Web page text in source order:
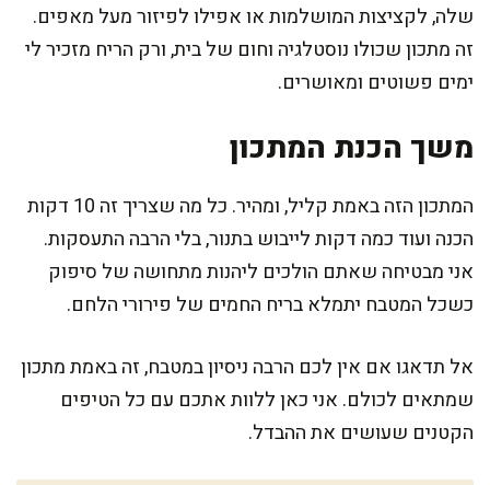
שלה, לקציצות המושלמות או אפילו לפיזור מעל מאפים.
זה מתכון שכולו נוסטלגיה וחום של בית, ורק הריח מזכיר לי
ימים פשוטים ומאושרים.
משך הכנת המתכון
המתכון הזה באמת קליל, ומהיר. כל מה שצריך זה 10 דקות
הכנה ועוד כמה דקות לייבוש בתנור, בלי הרבה התעסקות.
אני מבטיחה שאתם הולכים ליהנות מתחושה של סיפוק
כשכל המטבח יתמלא בריח החמים של פירורי הלחם.
אל תדאגו אם אין לכם הרבה ניסיון במטבח, זה באמת מתכון
שמתאים לכולם. אני כאן ללוות אתכם עם כל הטיפים
הקטנים שעושים את ההבדל.